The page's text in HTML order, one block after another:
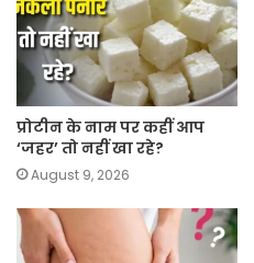
प्रोटीन के नाम पर कहीं आप
‘जहर’ तो नहीं खा रहे?
August 9, 2026